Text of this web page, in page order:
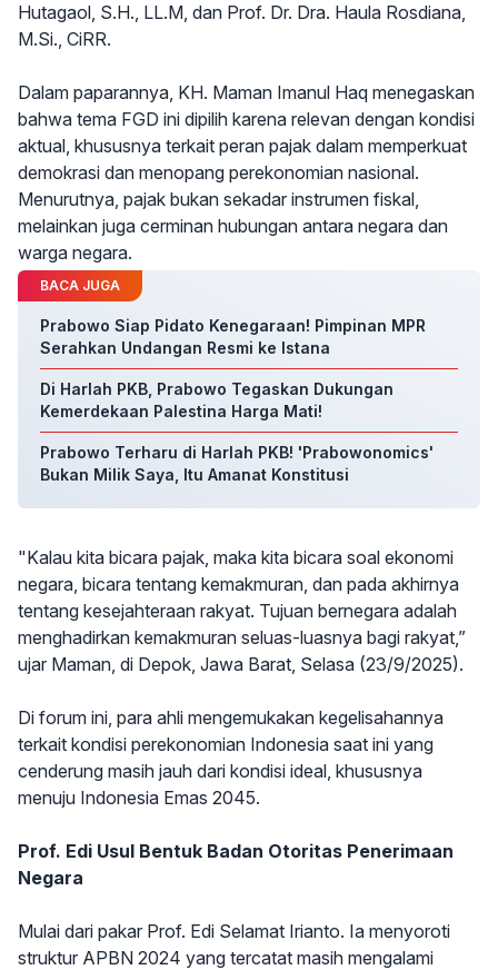
Hutagaol, S.H., LL.M, dan Prof. Dr. Dra. Haula Rosdiana,
M.Si., CiRR.
Dalam paparannya, KH. Maman Imanul Haq menegaskan
bahwa tema FGD ini dipilih karena relevan dengan kondisi
aktual, khususnya terkait peran pajak dalam memperkuat
demokrasi dan menopang perekonomian nasional.
Menurutnya, pajak bukan sekadar instrumen fiskal,
melainkan juga cerminan hubungan antara negara dan
warga negara.
BACA JUGA
Prabowo Siap Pidato Kenegaraan! Pimpinan MPR
Serahkan Undangan Resmi ke Istana
Di Harlah PKB, Prabowo Tegaskan Dukungan
Kemerdekaan Palestina Harga Mati!
Prabowo Terharu di Harlah PKB! 'Prabowonomics'
Bukan Milik Saya, Itu Amanat Konstitusi
"Kalau kita bicara pajak, maka kita bicara soal ekonomi
negara, bicara tentang kemakmuran, dan pada akhirnya
tentang kesejahteraan rakyat. Tujuan bernegara adalah
menghadirkan kemakmuran seluas-luasnya bagi rakyat,”
ujar Maman, di Depok, Jawa Barat, Selasa (23/9/2025).
Di forum ini, para ahli mengemukakan kegelisahannya
terkait kondisi perekonomian Indonesia saat ini yang
cenderung masih jauh dari kondisi ideal, khususnya
menuju Indonesia Emas 2045.
Prof. Edi Usul Bentuk Badan Otoritas Penerimaan
Negara
Mulai dari pakar Prof. Edi Selamat Irianto. Ia menyoroti
struktur APBN 2024 yang tercatat masih mengalami